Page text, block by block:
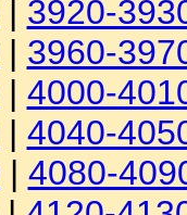
| 3920-
| 3960-
| 4000-
| 4040-
| 4080-